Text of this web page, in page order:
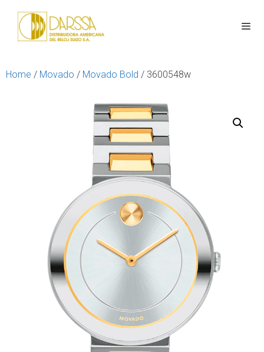
Home / Movado / Movado Bold / 3600548w